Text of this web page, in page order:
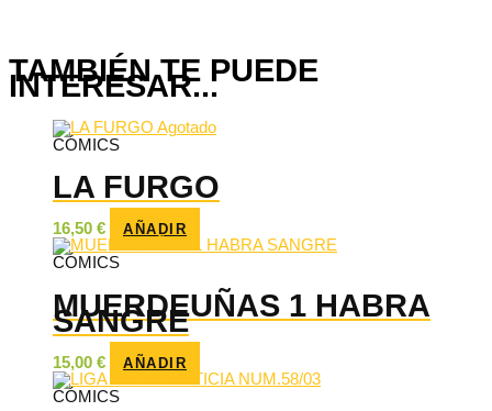
TAMBIÉN TE PUEDE
INTERESAR...
Agotado
CÓMICS
LA FURGO
16,50 € AÑADIR
CÓMICS
MUERDEUÑAS 1 HABRA
SANGRE
15,00 € AÑADIR
CÓMICS